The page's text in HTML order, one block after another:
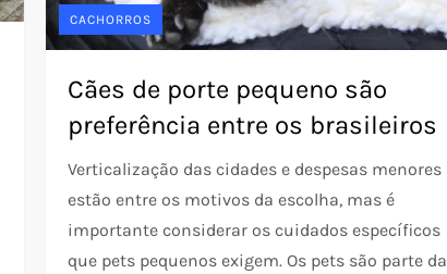
CACHORROS
Cães de porte pequeno são
preferência entre os brasileiros
Verticalização das cidades e despesas menores
estão entre os motivos da escolha, mas é
importante considerar os cuidados específicos
que pets pequenos exigem. Os pets são parte da